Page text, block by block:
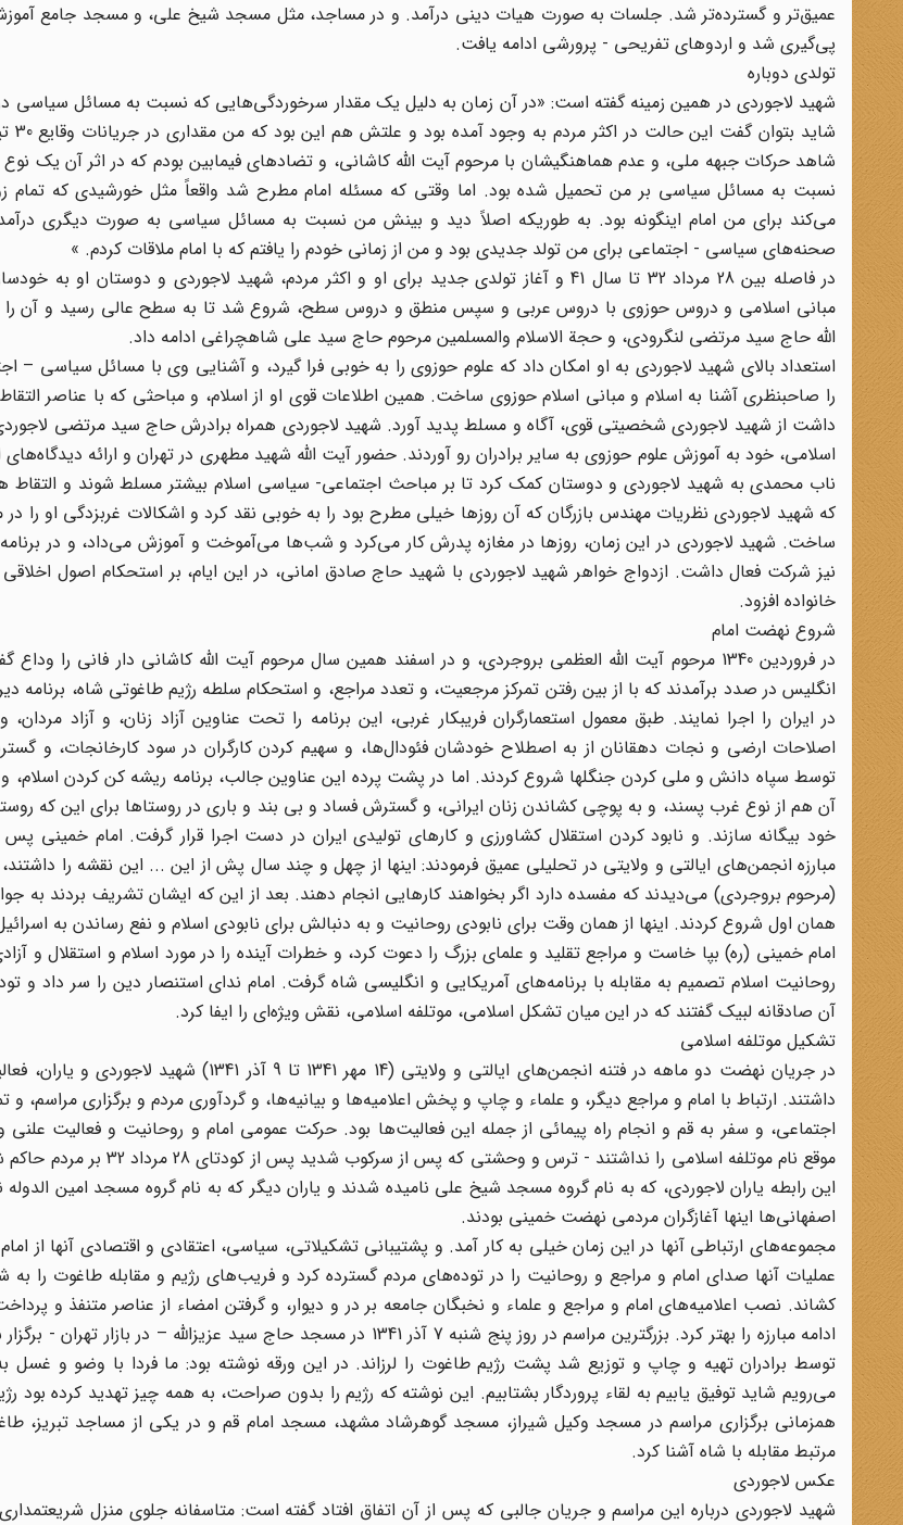
عمیق‌تر و گسترده‌تر شد. جلسات به صورت هیات دینی درآمد. و در مساجد، مثل مسجد شیخ علی، و مسجد جامع
پی‌گیری شد و اردوهای تفریحی - پرورشی ادامه یافت.
تولدی دوباره
شهید لاجوردی در همین زمینه گفته است: «در آن زمان به دلیل یک مقدار سرخوردگی‌هایی که نسبت به مسائل سیاسی
شاهد حرکات جبهه ملی، و عدم هماهنگیشان با مرحوم آیت الله کاشانی، و تضادهای فیمابین بودم که در اثر آن یک
نسبت به مسائل سیاسی بر من تحمیل شده بود. اما وقتی که مسئله امام مطرح شد واقعاً مثل خورشیدی که تمام
می‌کند برای من امام اینگونه بود. به طوریکه اصلاً دید و بینش من نسبت به مسائل سیاسی به صورت دیگری
صحنه‌های سیاسی - اجتماعی برای من تولد جدیدی بود و من از زمانی خودم را یافتم که با امام ملاقات کردم. »
در فاصله بین 28 مرداد 32 تا سال 41 و آغاز تولدی جدید برای او و اکثر مردم، شهید لاجوردی و دوستان او
مبانی اسلامی و دروس حوزوی با دروس عربی و سپس منطق و دروس سطح، شروع شد تا به سطح عالی رسید و آن
الله حاج سید مرتضی لنگرودی، و حجة الاسلام والمسلمین مرحوم حاج سید علی شاهچراغی ادامه داد.
استعداد بالای شهید لاجوردی به او امکان داد که علوم حوزوی را به خوبی فرا گیرد، و آشنایی وی با مسائل سیاسی –
را صاحبنظری آشنا به اسلام و مبانی اسلام حوزوی ساخت. همین اطلاعات قوی او از اسلام، و مباحثی که با عناصر
داشت از شهید لاجوردی شخصیتی قوی، آگاه و مسلط پدید آورد. شهید لاجوردی همراه برادرش حاج سید مرتضی
اسلامی، خود به آموزش علوم حوزوی به سایر برادران رو آوردند. حضور آیت الله شهید مطهری در تهران و ارائه
ناب محمدی به شهید لاجوردی و دوستان کمک کرد تا بر مباحث اجتماعی- سیاسی اسلام بیشتر مسلط شوند و التقاط
که شهید لاجوردی نظریات مهندس بازرگان که آن روزها خیلی مطرح بود را به خوبی نقد کرد و اشکالات غربزدگی او را
ساخت. شهید لاجوردی در این زمان، روزها در مغازه پدرش کار می‌کرد و شب‌ها می‌آموخت و آموزش می‌داد، و در
نیز شرکت فعال داشت. ازدواج خواهر شهید لاجوردی با شهید حاج صادق امانی، در این ایام، بر استحکام اصول
خانواده افزود.
شروع نهضت امام
در فروردین 1340 مرحوم آیت الله العظمی بروجردی، و در اسفند همین سال مرحوم آیت الله کاشانی دار فانی را وداع
انگلیس در صدد برآمدند که با از بین رفتن تمرکز مرجعیت، و تعدد مراجع، و استحکام سلطه رژیم طاغوتی شاه، برنامه
در ایران را اجرا نمایند. طبق معمول استعمارگران فریبکار غربی، این برنامه را تحت عناوین آزاد زنان، و آزاد
اصلاحات ارضی و نجات دهقانان از به اصطلاح خودشان فئودال‌ها، و سهیم کردن کارگران در سود کارخانجات، و
توسط سپاه دانش و ملی کردن جنگلها شروع کردند. اما در پشت پرده این عناوین جالب، برنامه ریشه کن کردن اسلام،
آن هم از نوع غرب پسند، و به پوچی کشاندن زنان ایرانی، و گسترش فساد و بی بند و باری در روستاها برای این که
خود بیگانه سازند. و نابود کردن استقلال کشاورزی و کارهای تولیدی ایران در دست اجرا قرار گرفت. امام خمینی پس
مبارزه انجمن‌های ایالتی و ولایتی در تحلیلی عمیق فرمودند: اینها از چهل و چند سال پش از این ... این نقشه را
(مرحوم بروجردی) می‌دیدند که مفسده دارد اگر بخواهند کارهایی انجام دهند. بعد از این که ایشان تشریف بردند به
همان اول شروع کردند. اینها از همان وقت برای نابودی روحانیت و به دنبالش برای نابودی اسلام و نفع رساندن به
امام خمینی (ره) بپا خاست و مراجع تقلید و علمای بزرگ را دعوت کرد، و خطرات آینده را در مورد اسلام و استقلال و
روحانیت اسلام تصمیم به مقابله با برنامه‌های آمریکایی و انگلیسی شاه گرفت. امام ندای استنصار دین را سر داد و
آن صادقانه لبیک گفتند که در این میان تشکل اسلامی، موتلفه اسلامی، نقش ویژه‌ای را ایفا کرد.
تشکیل موتلفه اسلامی
در جریان نهضت دو ماهه در فتنه انجمن‌های ایالتی و ولایتی (14 مهر 1341 تا 9
داشتند. ارتباط با امام و مراجع دیگر، و علماء و چاپ و پخش اعلامیه‌ها و بیانیه‌ها، و گردآوری مردم و برگزاری مراسم،
اجتماعی، و سفر به قم و انجام راه پیمائی از جمله این فعالیت‌ها بود. حرکت عمومی امام و روحانیت و فعالیت
موقع نام موتلفه اسلامی را نداشتند - ترس و
این رابطه یاران لاجوردی، که به نام گروه مسجد شیخ علی نامیده شدند و یاران دیگر که به نام گروه مسجد امین الدوله
اصفهانی‌ها اینها آغازگران مردمی نهضت خمینی بودند.
مجموعه‌های ارتباطی آنها در این زمان خیلی به کار آمد. و پشتیبانی تشکیلاتی، سیاسی، اعتقادی و اقتصادی آنها از
عملیات آنها صدای امام و مراجع و روحانیت را در توده‌های مردم گسترده کرد و فریب‌های رژیم و مقابله طاغوت را
کشاند. نصب اعلامیه‌های امام و مراجع و علماء و نخبگان جامعه بر در و دیوار، و گرفتن امضاء از عناصر متنفذ و
ادامه مبارزه را بهتر کرد. بزرگترین مراسم در روز پنج شنبه 7 آذر 1341 در مسجد حاج سید عزیزالله –
توسط برادران تهیه و چاپ و توزیع شد پشت رژیم طاغوت را لرزاند. در این ورقه نوشته بود: ما فردا با وضو و غسل
می‌رویم شاید توفیق یابیم به لقاء پروردگار بشتابیم. این نوشته که رژیم را بدون صراحت، به همه چیز تهدید کرده بود
همزمانی برگزاری مراسم در مسجد وکیل شیراز، مسجد گوهرشاد مشهد، مسجد امام قم و در یکی از مساجد تبریز،
مرتبط مقابله با شاه آشنا کرد.
عکس لاجوردی
شهید لاجوردی درباره این مراسم و جریان جالبی که پس از آن اتفاق افتاد گفته است: متاسفانه جلوی منزل شریعتمداری